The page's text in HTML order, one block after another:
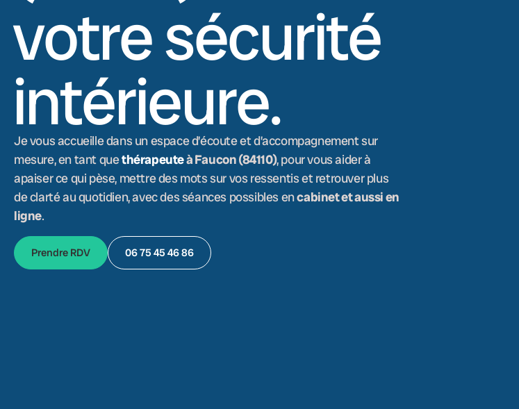
votre sécurité
intérieure.
Je vous accueille dans un espace d’écoute et d’accompagnement sur
mesure, en tant quethérapeuteà Faucon (84110), pour vous aider à
apaiser ce qui pèse, mettre des mots sur vos ressentis et retrouver plus
de clarté au quotidien, avec des séances possibles encabinet et aussi en
ligne.
Prendre RDV 06 75 45 46 86